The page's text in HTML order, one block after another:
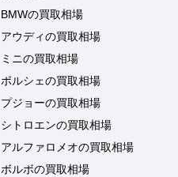
BMWの買取相場
アウディの買取相場
ミニの買取相場
ポルシェの買取相場
プジョーの買取相場
シトロエンの買取相場
アルファロメオの買取相場
ボルボの買取相場